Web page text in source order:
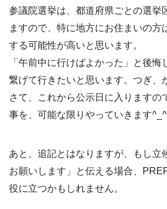
参議院選挙は、都道府県ごとの選挙
ますので、特に地方にお住まいの方
する可能性が高いと思います。
「午前中に行けばよかった」と後悔
繋げて行きたいと思います。つぎ、
さて、これから公示日に入りますの
事を、可能な限りやっていきます^_^
あと、追記とはなりますが、もし立
お願いします」と伝える場合、
役に立つかもしれません。